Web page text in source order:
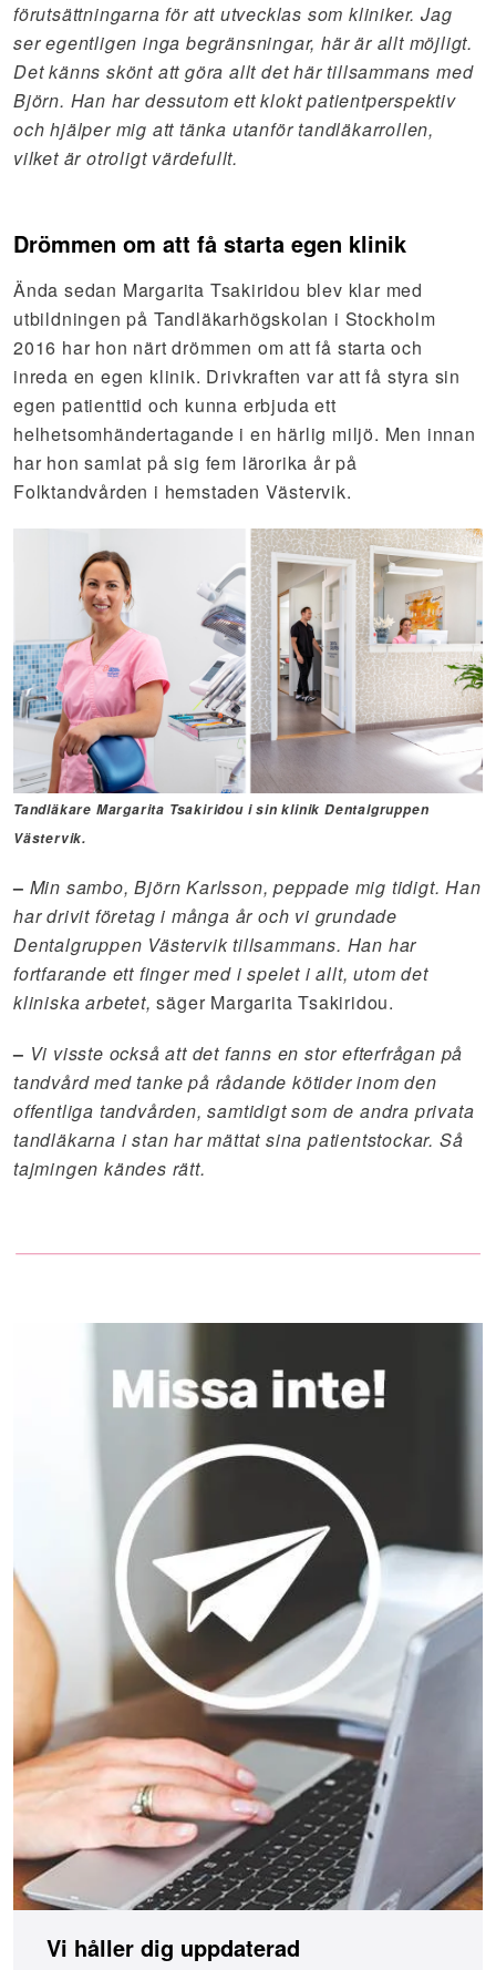
förutsättningarna för att utvecklas som kliniker. Jag
ser egentligen inga begränsningar, här är allt möjligt.
Det känns skönt att göra allt det här tillsammans med
Björn. Han har dessutom ett klokt patientperspektiv
och hjälper mig att tänka utanför tandläkarrollen,
vilket är otroligt värdefullt.
Drömmen om att få starta egen klinik
Ända sedan Margarita Tsakiridou blev klar med
utbildningen på Tandläkarhögskolan i Stockholm
2016 har hon närt drömmen om att få starta och
inreda en egen klinik. Drivkraften var att få styra sin
egen patienttid och kunna erbjuda ett
helhetsomhändertagande i en härlig miljö. Men innan
har hon samlat på sig fem lärorika år på
Folktandvården i hemstaden Västervik.
Tandläkare Margarita Tsakiridou i sin klinik Dentalgruppen
Västervik.
– Min sambo, Björn Karlsson, peppade mig tidigt. Han
har drivit företag i många år och vi grundade
Dentalgruppen Västervik tillsammans. Han har
fortfarande ett finger med i spelet i allt, utom det
kliniska arbetet, säger Margarita Tsakiridou.
– Vi visste också att det fanns en stor efterfrågan på
tandvård med tanke på rådande kötider inom den
offentliga tandvården, samtidigt som de andra privata
tandläkarna i stan har mättat sina patientstockar. Så
tajmingen kändes rätt.
Vi håller dig uppdaterad